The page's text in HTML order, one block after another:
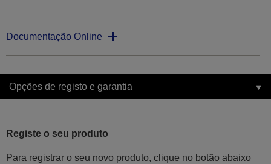
Documentação Online
Opções de registo e garantia
Registe o seu produto
Para registrar o seu novo produto, clique no botão abaixo